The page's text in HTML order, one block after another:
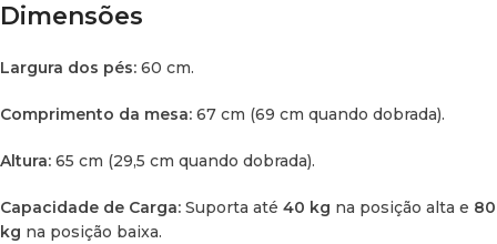
Dimensões
Largura dos pés: 60 cm.
Comprimento da mesa: 67 cm (69 cm quando dobrada).
Altura: 65 cm (29,5 cm quando dobrada).
Capacidade de Carga: Suporta até 40 kg na posição alta e 80
kg na posição baixa.